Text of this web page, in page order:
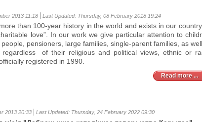
2013 11:18 Last Updated: Thursday, 08 February 2018 19:24
than 100-year history in the world and exists in our
love”. In our work we give particular attention to
pensioners, large families, single-parent families, as
of their religious and political views, ethnic or
registered in 1990.
Read more ...
2013 20:33 Last Updated: Thursday, 24 February 2022 09:30